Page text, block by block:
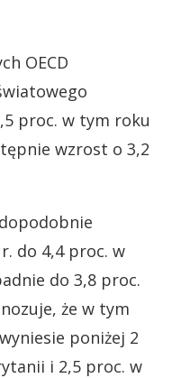
OECD
proc. w tym roku
wzrost o 3,2
do 4,4 proc. w
do 3,8 proc.
że w tym
poniżej 2
i 2,5 proc. w